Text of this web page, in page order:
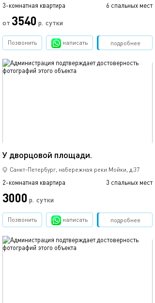
3-комнатная квартира 6 спальных мест
от 3540 р. сутки
подробнее
Позвонить написать Забронировать
У дворцовой площади.
Санкт-Петербург, набережная реки Мойки, д.37
2-комнатная квартира 3 спальных мест
3000 р. сутки
обновлено 06.02.2023
подробнее
Позвонить написать Забронировать
обновлено 23.09.2023